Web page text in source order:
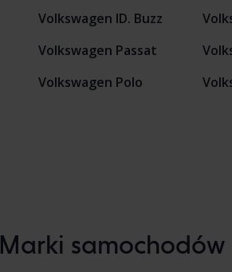
Volkswagen ID. Buzz
Volkswagen Passat
Volkswagen Polo
Marki samochodów